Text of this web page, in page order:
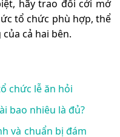
hãy trao đổi cởi mở
tổ chức phù hợp, thể
cả hai bên.
chức lễ ăn hỏi
bao nhiêu là đủ?
và chuẩn bị đám